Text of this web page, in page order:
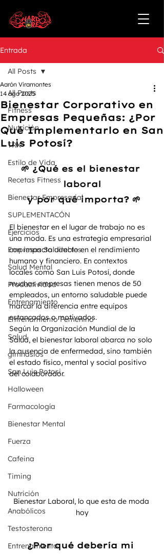
Entrada
All Posts
Fitness
Nutrición
TRX
Estilo de Vida
Recetas Fitness
Bienestar Empresarial
SUPLEMENTACÓN
Ejercicios
Empresas Saludables
Salud Mental
Productividad
Entrenamiento
Entrenamiento Femenino
Salud
gimnasios
San Luis Potosi
Halloween
Farmacología
Bienestar Mental
Fuerza
Cafeina
Timing
Nutrición
Anabólicos
Testosterona
Entrenamiento
All Posts
Bienestar Corporativo en
Empresas Pequeñas: ¿Por
Qué Implementarlo en San
Luis Potosí?
Aarón Viramontes
14 ago 2025
🌱 ¿Qué es el bienestar
laboral
y por qué importa? 🌱
El bienestar en el lugar de trabajo no es
una moda. Es una estrategia empresarial
con impacto directo en el rendimiento
humano y financiero. En contextos
locales como San Luis Potosí, donde
muchas empresas tienen menos de 50
empleados, un entorno saludable puede
marcar la diferencia entre equipos
estancados o motivados.
Según la Organización Mundial de la
Salud, el bienestar laboral abarca no solo
la ausencia de enfermedad, sino también
el estado físico, mental y social positivo
del colaborador.
Bienestar Laboral, lo que esta de moda
hoy
¿Por qué debería mi